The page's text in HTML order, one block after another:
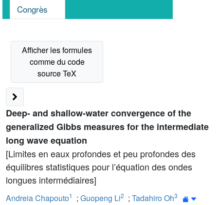
Congrès
Deep- and shallow-water convergence of the
generalized Gibbs measures for the intermediate
long wave equation
[Limites en eaux profondes et peu profondes des
équilibres statistiques pour l’équation des ondes
longues intermédiaires]
Andreia Chapouto1 ; Guopeng Li2 ; Tadahiro Oh3